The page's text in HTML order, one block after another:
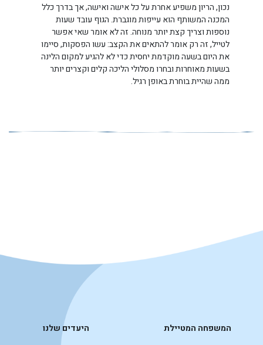
נכון, הריון משפיע אחרת על כל אישה ואישה, אך בדרך כלל
המכנה המשותף הוא עייפות מוגברת. הגוף עובד שעות
נוספות וצריך קצת יותר מנוחה. זה לא אומר שאי אפשר
לטייל, זה רק אומר להתאים את הקצב: עשו הפסקות, סיימו
את היום בשעה מוקדמת יחסית כדי לא להגיע למקום הלינה
בשעות מאוחרות ובחרו מסלולי הליכה קלים וקצרים יותר
ממה שהיית בוחרת באופן רגיל.
המשפחה המטיילת
היעדים שלנו